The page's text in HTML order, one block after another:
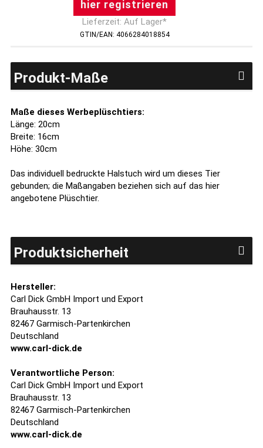
hier registrieren
Lieferzeit: Auf Lager*
GTIN/EAN: 4066284018854
Produkt-Maße
Maße dieses Werbeplüschtiers:
Länge: 20cm
Breite: 16cm
Höhe: 30cm
Das individuell bedruckte Halstuch wird um dieses Tier
gebunden; die Maßangaben beziehen sich auf das hier
angebotene Plüschtier.
Produktsicherheit
Hersteller:
Carl Dick GmbH Import und Export
Brauhausstr. 13
82467 Garmisch-Partenkirchen
Deutschland
www.carl-dick.de
Verantwortliche Person:
Carl Dick GmbH Import und Export
Brauhausstr. 13
82467 Garmisch-Partenkirchen
Deutschland
www.carl-dick.de